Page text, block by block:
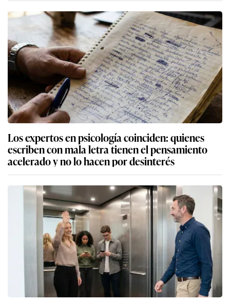
Los expertos en psicología coinciden: quienes
escriben con mala letra tienen el pensamiento
acelerado y no lo hacen por desinterés